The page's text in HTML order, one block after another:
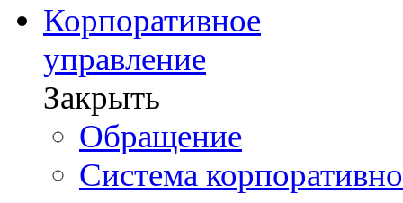
Корпоративное
управление
Закрыть
Обращение
Система